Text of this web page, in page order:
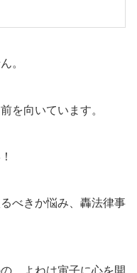
。
を向いています。
べきか悩み、轟法律事